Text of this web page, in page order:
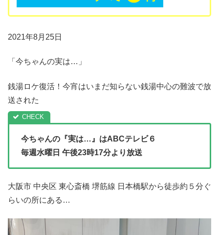
2021年8月25日
「今ちゃんの実は…」
銭湯ロケ復活！今宵はいまだ知らない銭湯中心の難波で放
送された
今ちゃんの『実は…』はABCテレビ６
毎週水曜日 午後23時17分より放送
大阪市 中央区 東心斎橋 堺筋線 日本橋駅から徒歩約５分ぐ
らいの所にある…